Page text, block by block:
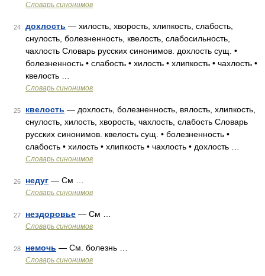
Словарь синонимов
24 дохлость — хилость, хворость, хлипкость, слабость,
снулость, болезненность, квелость, слабосильность,
чахлость Словарь русских синонимов. дохлость сущ. •
болезненность • слабость • хилость • хлипкость • чахлость •
квелость …
Словарь синонимов
25 квелость — дохлость, болезненность, вялость, хлипкость,
снулость, хилость, хворость, чахлость, слабость Словарь
русских синонимов. квелость сущ. • болезненность •
слабость • хилость • хлипкость • чахлость • дохлость …
Словарь синонимов
26 недуг — См …
Словарь синонимов
27 нездоровье — См …
Словарь синонимов
28 немочь — См. болезнь …
Словарь синонимов